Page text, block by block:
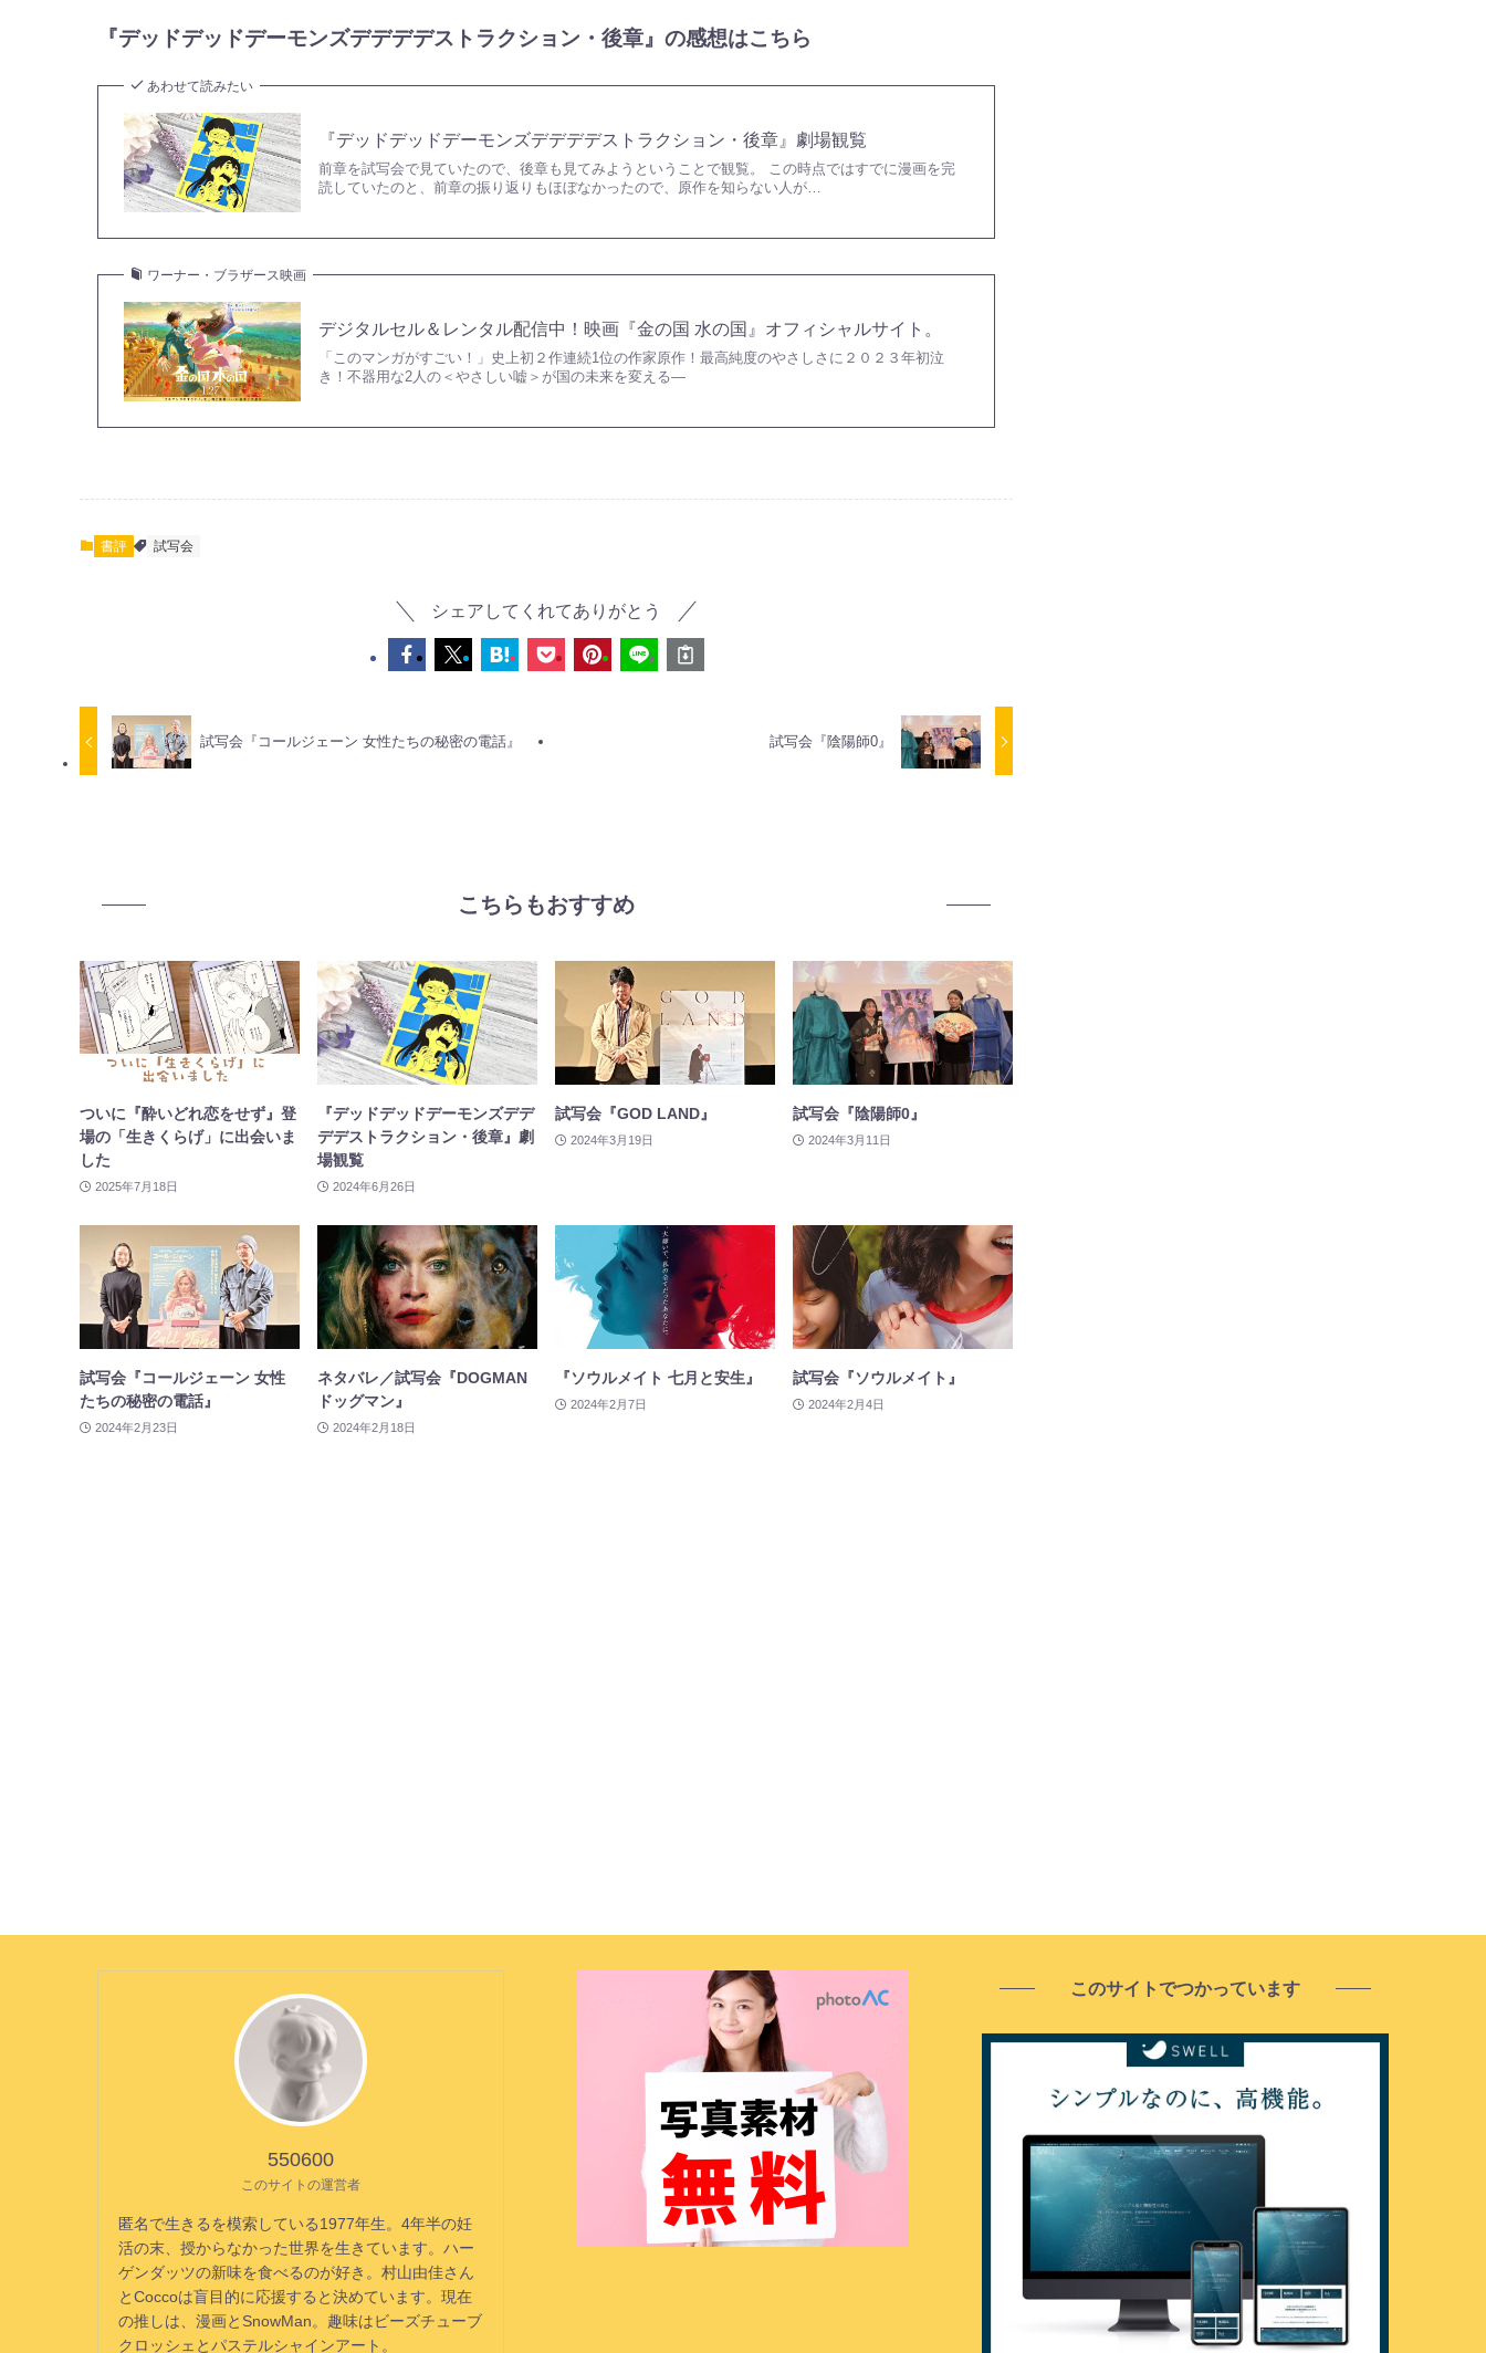
『デッドデッドデーモンズデデデデストラクション・後章』の感想はこちら
あわせて読みたい
『デッドデッドデーモンズデデデデストラクション・後章』劇場観覧
前章を試写会で見ていたので、後章も見てみようということで観覧。 この時点ではすでに漫画を完
読していたのと、前章の振り返りもほぼなかったので、原作を知らない人が…
ワーナー・ブラザース映画
デジタルセル＆レンタル配信中！映画『金の国 水の国』オフィシャルサイト。
「このマンガがすごい！」史上初２作連続1位の作家原作！最高純度のやさしさに２０２３年初泣
き！不器用な2人の＜やさしい嘘＞が国の未来を変える―
書評 試写会
シェアしてくれてありがとう
試写会『コールジェーン 女性たちの秘密の電話』 試写会『陰陽師0』
こちらもおすすめ
ついに『酔いどれ恋をせず』登
場の「生きくらげ」に出会いま
した
2025年7月18日
『デッドデッドデーモンズデデ
デデストラクション・後章』劇
場観覧
2024年6月26日
試写会『GOD LAND』
2024年3月19日
試写会『陰陽師0』
2024年3月11日
試写会『コールジェーン 女性
たちの秘密の電話』
2024年2月23日
ネタバレ／試写会『DOGMAN
ドッグマン』
2024年2月18日
『ソウルメイト 七月と安生』
2024年2月7日
試写会『ソウルメイト』
2024年2月4日
550600
このサイトの運営者
匿名で生きるを模索している1977年生。4年半の妊
活の末、授からなかった世界を生きています。ハー
ゲンダッツの新味を食べるのが好き。村山由佳さん
とCoccoは盲目的に応援すると決めています。現在
の推しは、漫画とSnowMan。趣味はビーズチューブ
クロッシェとパステルシャインアート。
このサイトでつかっています